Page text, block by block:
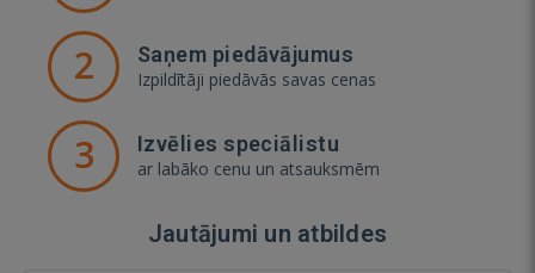
2 Saņem piedāvājumus
Izpildītāji piedāvās savas cenas
3 Izvēlies speciālistu
ar labāko cenu un atsauksmēm
Jautājumi un atbildes